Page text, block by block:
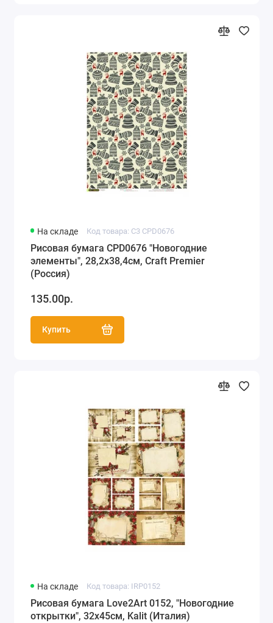
На складе Код товара: C3 CPD0676
Рисовая бумага CPD0676 "Новогодние
элементы", 28,2х38,4см, Craft Premier
(Россия)
135.00р.
Купить
На складе Код товара: IRP0152
Рисовая бумага Love2Art 0152, "Новогодние
открытки", 32х45см, Kalit (Италия)